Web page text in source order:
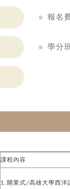
報名
學分
課程內容
1.開業式/高雄大學西洋